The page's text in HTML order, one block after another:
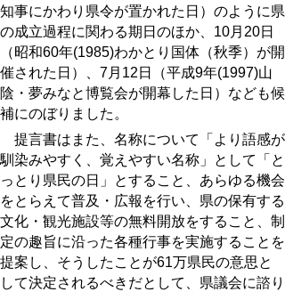
知事にかわり県令が置かれた日）のように県
の成立過程に関わる期日のほか、10月20日
（昭和60年(1985)わかとり国体（秋季）が開
催された日）、7月12日（平成9年(1997)山
陰・夢みなと博覧会が開幕した日）なども候
補にのぼりました。
提言書はまた、名称について「より語感が
馴染みやすく、覚えやすい名称」として「と
っとり県民の日」とすること、あらゆる機会
をとらえて普及・広報を行い、県の保有する
文化・観光施設等の無料開放をすること、制
定の趣旨に沿った各種行事を実施することを
提案し、そうしたことが61万県民の意思と
して決定されるべきだとして、県議会に諮り